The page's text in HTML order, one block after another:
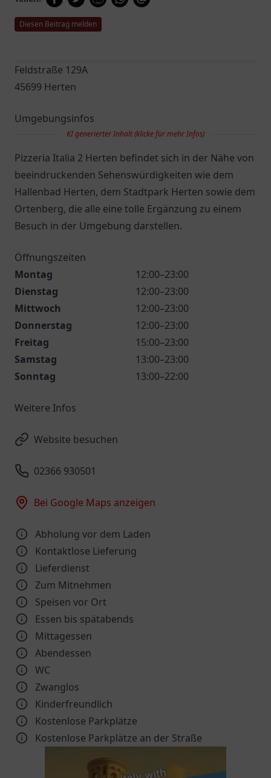
Diesen Beitrag melden
Feldstraße 129A
45699 Herten
Umgebungsinfos
KI generierter Inhalt (klicke für mehr Infos)
Pizzeria Italia 2 Herten befindet sich in der Nähe von
beeindruckenden Sehenswürdigkeiten wie dem
Hallenbad Herten, dem Stadtpark Herten sowie dem
Ortenberg, die alle eine tolle Ergänzung zu einem
Besuch in der Umgebung darstellen.
Öffnungszeiten
Montag
12:00–23:00
Dienstag
12:00–23:00
Mittwoch
12:00–23:00
Donnerstag
12:00–23:00
Freitag
15:00–23:00
Samstag
13:00–23:00
Sonntag
13:00–22:00
Weitere Infos
Website besuchen
02366 930501
Bei Google Maps anzeigen
Abholung vor dem Laden
Kontaktlose Lieferung
Lieferdienst
Zum Mitnehmen
Speisen vor Ort
Essen bis spätabends
Mittagessen
Abendessen
WC
Zwanglos
Kinder­freundlich
Kostenlose Parkplätze
Kostenlose Parkplätze an der Straße